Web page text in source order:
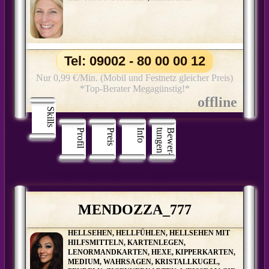
Skills
Profil
Preis Info B
e
w
e
r
­
t
u
n
g
e
n
Tel: 09002 - 80 00 00 12
Nur 0,99 €/Min. (Mobil und Festnetz gleicher Preis)
*Top-Berater Megagünstig!*
MENDOZZA_777
HELLSEHEN, HELLFÜHLEN, HELLSEHEN MIT
HILFSMITTELN, KARTENLEGEN,
LENORMANDKARTEN, HEXE, KIPPERKARTEN,
MEDIUM, WAHRSAGEN, KRISTALLKUGEL,